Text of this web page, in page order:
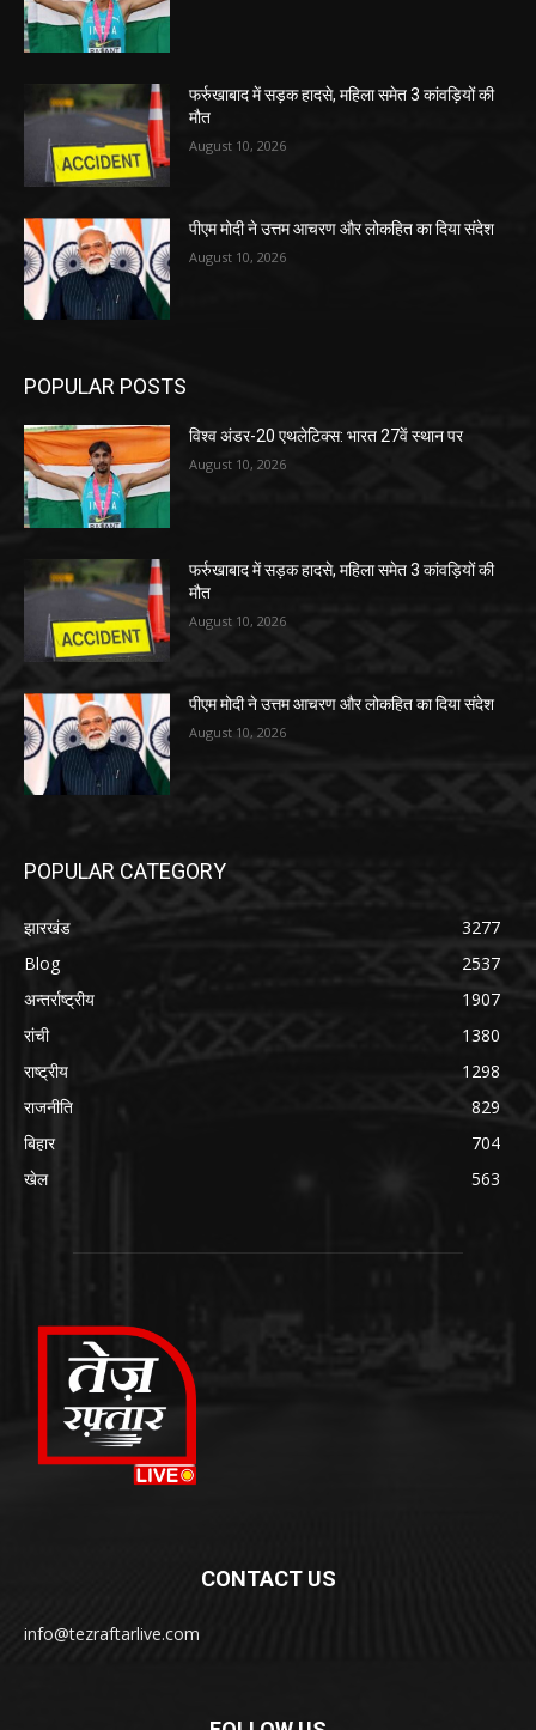
फर्रुखाबाद में सड़क हादसे, महिला समेत 3 कांवड़ियों की
मौत
August 10, 2026
पीएम मोदी ने उत्तम आचरण और लोकहित का दिया संदेश
August 10, 2026
POPULAR POSTS
विश्व अंडर-20 एथलेटिक्स: भारत 27वें स्थान पर
August 10, 2026
फर्रुखाबाद में सड़क हादसे, महिला समेत 3 कांवड़ियों की
मौत
August 10, 2026
पीएम मोदी ने उत्तम आचरण और लोकहित का दिया संदेश
August 10, 2026
POPULAR CATEGORY
झारखंड
3277
Blog
2537
अन्तर्राष्ट्रीय
1907
रांची
1380
राष्ट्रीय
1298
राजनीति
829
बिहार
704
खेल
563
CONTACT US
info@tezraftarlive.com